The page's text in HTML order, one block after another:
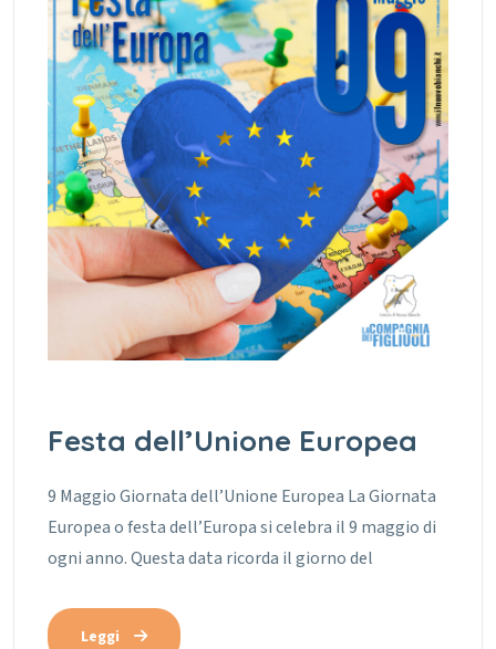
Festa dell’Unione Europea
9 Maggio Giornata dell’Unione Europea La Giornata
Europea o festa dell’Europa si celebra il 9 maggio di
ogni anno. Questa data ricorda il giorno del
Leggi